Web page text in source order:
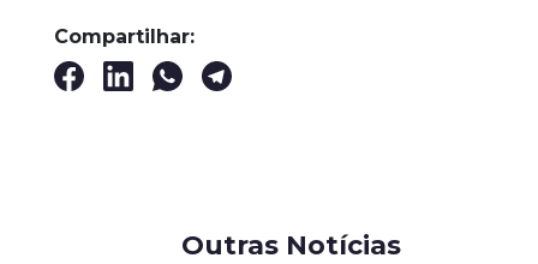
Compartilhar:
Outras Notícias